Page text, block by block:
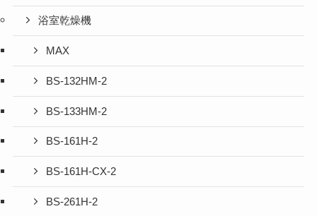
浴室乾燥機
MAX
BS-132HM-2
BS-133HM-2
BS-161H-2
BS-161H-CX-2
BS-261H-2